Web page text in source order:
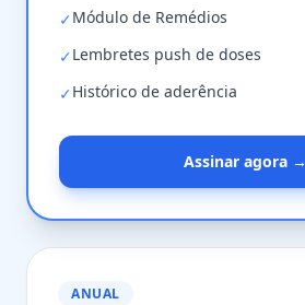
✓Módulo de Remédios
✓Lembretes push de doses
✓Histórico de aderência
Assinar agora →
ANUAL